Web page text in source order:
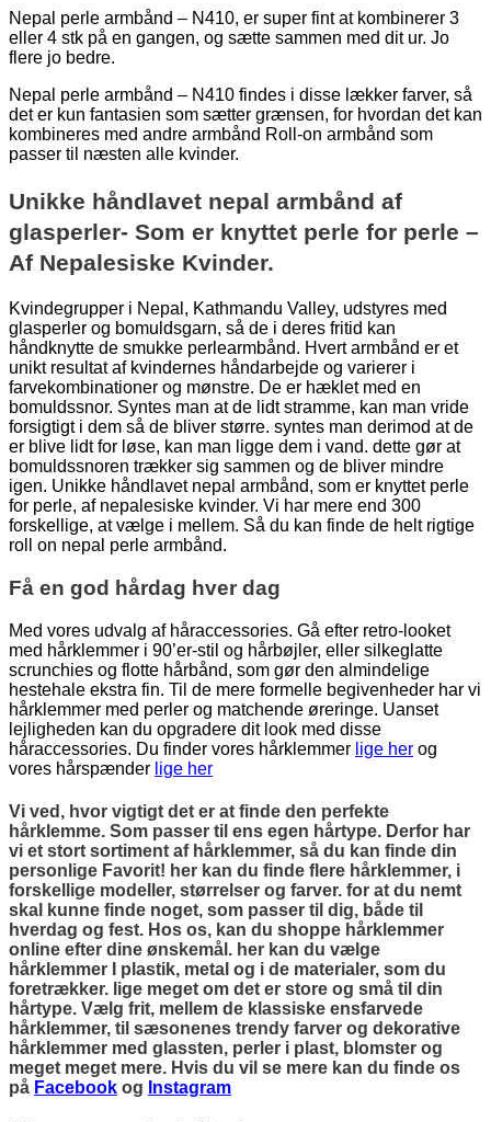
Nepal perle armbånd – N410, er super fint at kombinerer 3
eller 4 stk på en gangen, og sætte sammen med dit ur. Jo
flere jo bedre.
Nepal perle armbånd – N410 findes i disse lækker farver, så
det er kun fantasien som sætter grænsen, for hvordan det kan
kombineres med andre armbånd Roll-on armbånd som
passer til næsten alle kvinder.
Unikke håndlavet nepal armbånd af
glasperler- Som er knyttet perle for perle –
Af Nepalesiske Kvinder.
Kvindegrupper i Nepal, Kathmandu Valley, udstyres med
glasperler og bomuldsgarn, så de i deres fritid kan
håndknytte de smukke perlearmbånd. Hvert armbånd er et
unikt resultat af kvindernes håndarbejde og varierer i
farvekombinationer og mønstre. De er hæklet med en
bomuldssnor. Syntes man at de lidt stramme, kan man vride
forsigtigt i dem så de bliver større. syntes man derimod at de
er blive lidt for løse, kan man ligge dem i vand. dette gør at
bomuldssnoren trækker sig sammen og de bliver mindre
igen. Unikke håndlavet nepal armbånd, som er knyttet perle
for perle, af nepalesiske kvinder. Vi har mere end 300
forskellige, at vælge i mellem. Så du kan finde de helt rigtige
roll on nepal perle armbånd.
Få en god hårdag hver dag
Med vores udvalg af håraccessories. Gå efter retro-looket
med hårklemmer i 90’er-stil og hårbøjler, eller silkeglatte
scrunchies og flotte hårbånd, som gør den almindelige
hestehale ekstra fin. Til de mere formelle begivenheder har vi
hårklemmer med perler og matchende øreringe. Uanset
lejligheden kan du opgradere dit look med disse
håraccessories. Du finder vores hårklemmer lige her og
vores hårspænder lige her
Vi ved, hvor vigtigt det er at finde den perfekte
hårklemme. Som passer til ens egen hårtype. Derfor har
vi et stort sortiment af hårklemmer, så du kan finde din
personlige Favorit! her kan du finde flere hårklemmer, i
forskellige modeller, størrelser og farver. for at du nemt
skal kunne finde noget, som passer til dig, både til
hverdag og fest. Hos os, kan du shoppe hårklemmer
online efter dine ønskemål. her kan du vælge
hårklemmer I plastik, metal og i de materialer, som du
foretrækker. lige meget om det er store og små til din
hårtype. Vælg frit, mellem de klassiske ensfarvede
hårklemmer, til sæsonenes trendy farver og dekorative
hårklemmer med glassten, perler i plast, blomster og
meget meget mere. Hvis du vil se mere kan du finde os
på Facebook og Instagram